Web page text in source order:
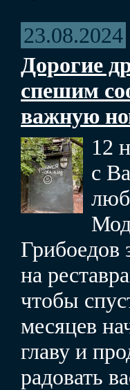
23.08.2024
Дорогие
спешим
важную
12
с
Грибоедов
на
чтобы
месяцев
главу и
радовать